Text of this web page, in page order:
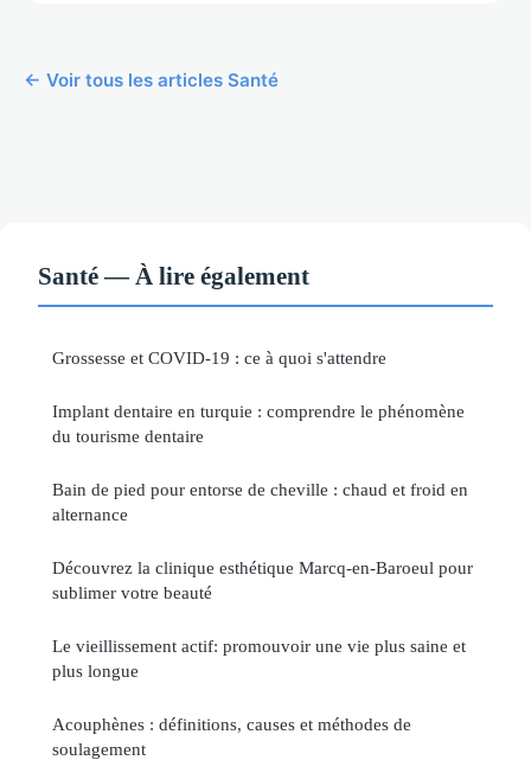
← Voir tous les articles Santé
Santé — À lire également
Grossesse et COVID-19 : ce à quoi s'attendre
Implant dentaire en turquie : comprendre le phénomène
du tourisme dentaire
Bain de pied pour entorse de cheville : chaud et froid en
alternance
Découvrez la clinique esthétique Marcq-en-Baroeul pour
sublimer votre beauté
Le vieillissement actif: promouvoir une vie plus saine et
plus longue
Acouphènes : définitions, causes et méthodes de
soulagement